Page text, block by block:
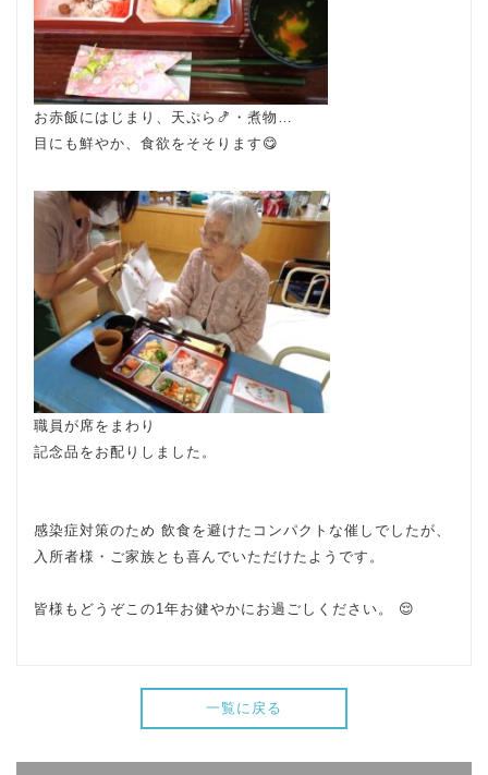
お赤飯にはじまり、天ぷら🍤・煮物…
目にも鮮やか、食欲をそそります😋
職員が席をまわり
記念品をお配りしました。
感染症対策のため 飲食を避けたコンパクトな催しでしたが、
入所者様・ご家族とも喜んでいただけたようです。
皆様もどうぞこの1年お健やかにお過ごしください。 😌
一覧に戻る